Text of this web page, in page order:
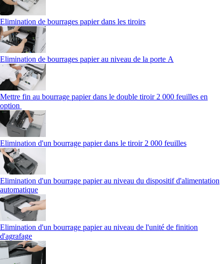
Elimination de bourrages papier dans les tiroirs
Elimination de bourrages papier au niveau de la porte A
Mettre fin au bourrage papier dans le double tiroir 2 000 feuilles en
option
Elimination d'un bourrage papier dans le tiroir 2 000 feuilles
Elimination d'un bourrage papier au niveau du dispositif d'alimentation
automatique
Elimination d'un bourrage papier au niveau de l'unité de finition
d'agrafage